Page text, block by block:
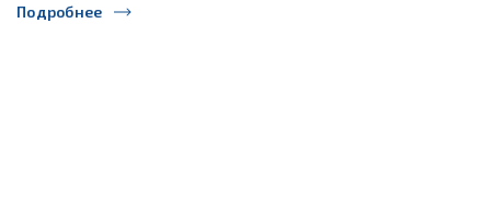
Подробнее